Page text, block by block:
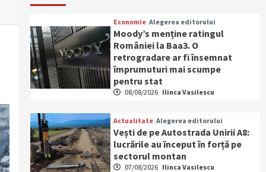
Economie Alegerea editorului
Moody’s menține ratingul
României la Baa3. O
retrogradare ar fi însemnat
împrumuturi mai scumpe
pentru stat
08/08/2026 Ilinca Vasilescu
Actualitate Alegerea editorului
Vești de pe Autostrada Unirii A8:
lucrările au început în forță pe
sectorul montan
07/08/2026 Ilinca Vasilescu